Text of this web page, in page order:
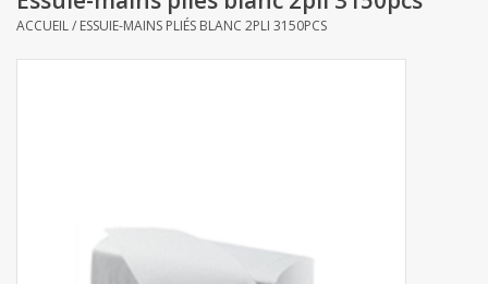
Biscuits pour le café
ACCUEIL/ ESSUIE-MAINS PLIÉS BLANC 2PLI 3150PCS